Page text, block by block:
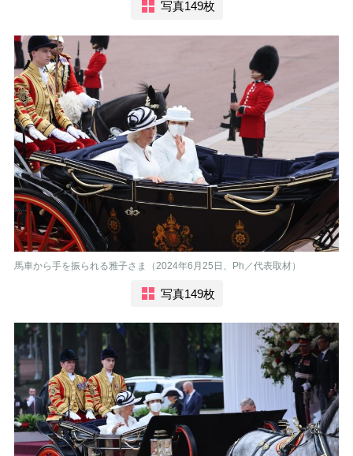
写真149枚
馬車から手を振られる雅子さま（2024年6月25日、Ph／代表取材）
写真149枚